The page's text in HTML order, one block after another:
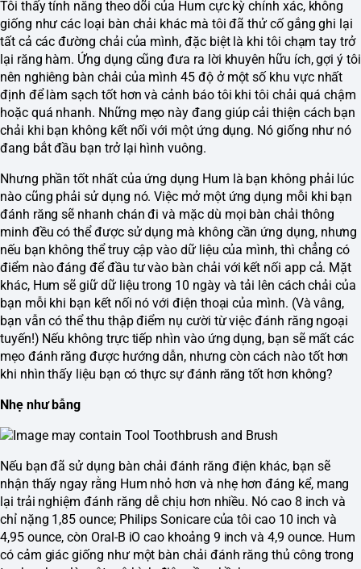
Tôi thấy tính năng theo dõi của Hum cực kỳ chính xác, không
giống như các loại bàn chải khác mà tôi đã thử cố gắng ghi lại
tất cả các đường chải của mình, đặc biệt là khi tôi chạm tay trở
lại răng hàm. Ứng dụng cũng đưa ra lời khuyên hữu ích, gợi ý tôi
nên nghiêng bàn chải của mình 45 độ ở một số khu vực nhất
định để làm sạch tốt hơn và cảnh báo tôi khi tôi chải quá chậm
hoặc quá nhanh. Những mẹo này đang giúp cải thiện cách bạn
chải khi bạn không kết nối với một ứng dụng. Nó giống như nó
đang bắt đầu bạn trở lại hình vuông.
Nhưng phần tốt nhất của ứng dụng Hum là bạn không phải lúc
nào cũng phải sử dụng nó. Việc mở một ứng dụng mỗi khi bạn
đánh răng sẽ nhanh chán đi và mặc dù mọi bàn chải thông
minh đều có thể được sử dụng mà không cần ứng dụng, nhưng
nếu bạn không thể truy cập vào dữ liệu của mình, thì chẳng có
điểm nào đáng để đầu tư vào bàn chải với kết nối app cả. Mặt
khác, Hum sẽ giữ dữ liệu trong 10 ngày và tải lên cách chải của
bạn mỗi khi bạn kết nối nó với điện thoại của mình. (Và vâng,
bạn vẫn có thể thu thập điểm nụ cười từ việc đánh răng ngoại
tuyến!) Nếu không trực tiếp nhìn vào ứng dụng, bạn sẽ mất các
mẹo đánh răng được hướng dẫn, nhưng còn cách nào tốt hơn
khi nhìn thấy liệu bạn có thực sự đánh răng tốt hơn không?
Nhẹ như bẫng
Nếu bạn đã sử dụng bàn chải đánh răng điện khác, bạn sẽ
nhận thấy ngay rằng Hum nhỏ hơn và nhẹ hơn đáng kể, mang
lại trải nghiệm đánh răng dễ chịu hơn nhiều. Nó cao 8 inch và
chỉ nặng 1,85 ounce; Philips Sonicare của tôi cao 10 inch và
4,95 ounce, còn Oral-B iO cao khoảng 9 inch và 4,9 ounce. Hum
có cảm giác giống như một bàn chải đánh răng thủ công trong